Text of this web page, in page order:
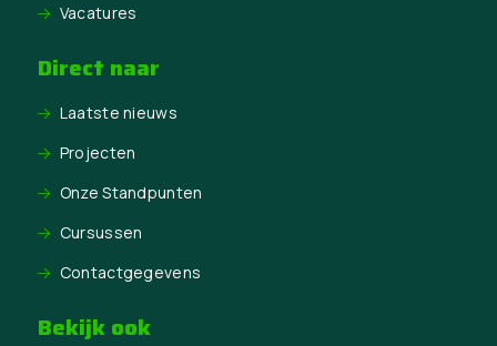
Vacatures
Direct naar
Laatste nieuws
Projecten
Onze Standpunten
Cursussen
Contactgegevens
Bekijk ook